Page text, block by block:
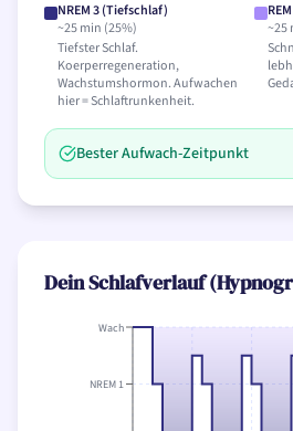
NREM 3 (Tiefschlaf)
~25min (25%)
Tiefster Schlaf.
Koerperregeneration,
Wachstumshormon. Aufwachen
hier = Schlaftrunkenheit.
~25
Bester Aufwach-Zeitpunkt
Dein Schlafverlauf
Wach
NREM 1